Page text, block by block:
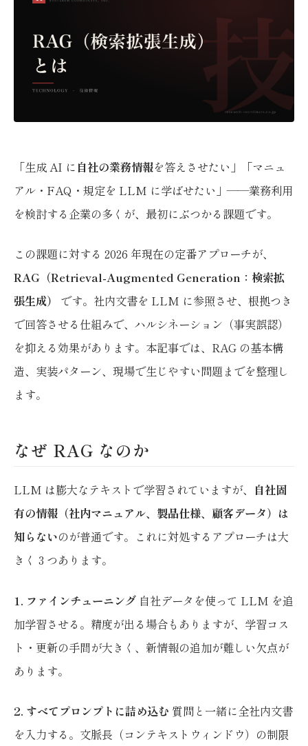
「生成 AI に 自社の業務情報を答えさせたい」「マニュ
アル・FAQ・規定を LLM に学ばせたい」——業務利用
を検討する企業の多くが、最初にぶつかる課題です。
この課題に対する 2026 年現在の定番アプローチが、
RAG（Retrieval-Augmented Generation：検索拡
張生成）
です。社内文書を LLM に参照させ、根拠つき
で回答させる仕組みで、ハルシネーション（事実誤認）
を抑える効果があります。本記事では、RAG の基本構
造、実装パターン、現場で生じやすい問題までを整理し
ます。
なぜ RAG なのか
LLM は膨大なテキストで学習されていますが、 自社固
有の情報（社内マニュアル、製品仕様、顧客データ）は
知らないのが普通です。これに対処するアプローチは大
きく 3 つあります。
1. ファインチューニング 自社データを使って LLM を追
加学習させる。精度が出る場合もありますが、学習コス
ト・更新の手間が大きく、新情報の追加が難しい欠点が
あります。
2. すべてプロンプトに詰め込む 質問と一緒に全社内文書
を入力する。文脈長（コンテキストウィンドウ）の制限